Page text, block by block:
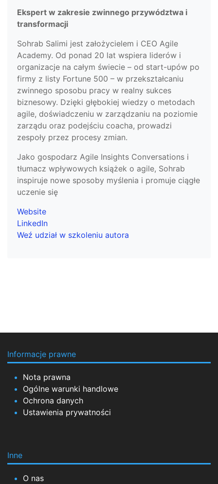
Ekspert w zakresie zwinnego przywództwa i
transformacji
Sohrab Salimi jest założycielem i CEO Agile
Academy. Od ponad 20 lat wspiera liderów i
organizacje na całym świecie – od start-upów po
firmy z listy Fortune 500 – w przekształcaniu
zwinnego sposobu pracy w realny sukces
biznesowy. Dzięki głębokiej wiedzy o metodach
agile, doświadczeniu w zarządzaniu na poziomie
zarządu oraz podejściu coacha, prowadzi
zespoły przez procesy zmian.
Jako gospodarz Agile Insights Conversations i
tłumacz wpływowych książek o agile, Sohrab
inspiruje nowe sposoby myślenia i promuje ciągłe
uczenie się
Website
LinkedIn
Weź udział w szkoleniu autora
Informacje prawne
Nota prawna
Ogólne warunki handlowe
Ochrona danych
Ustawienia prywatności
Inne
O nas